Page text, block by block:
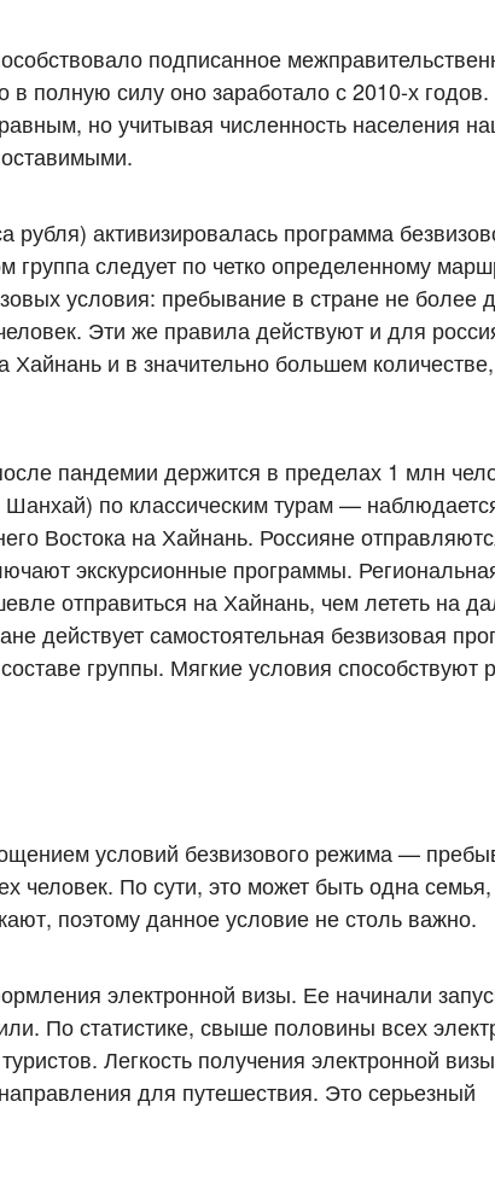
подписанное
в полную силу оно заработало с 2010-х
но учитывая численность населения
рубля) активизировалась программа
группа следует по четко определенному
условия: пребывание в стране не более
Эти же правила действуют и для
и в значительно большем
пандемии держится в пределах 1 млн
Шанхай) по классическим турам —
Востока на Хайнань. Россияне
экскурсионные программы.
отправиться на Хайнань, чем лететь на
действует самостоятельная безвизовая
группы. Мягкие условия способствуют
условий безвизового режима —
человек. По сути, это может быть одна
поэтому данное условие не столь важно.
электронной визы. Ее начинали
По статистике, свыше половины всех
Легкость получения электронной
для путешествия. Это серьезный